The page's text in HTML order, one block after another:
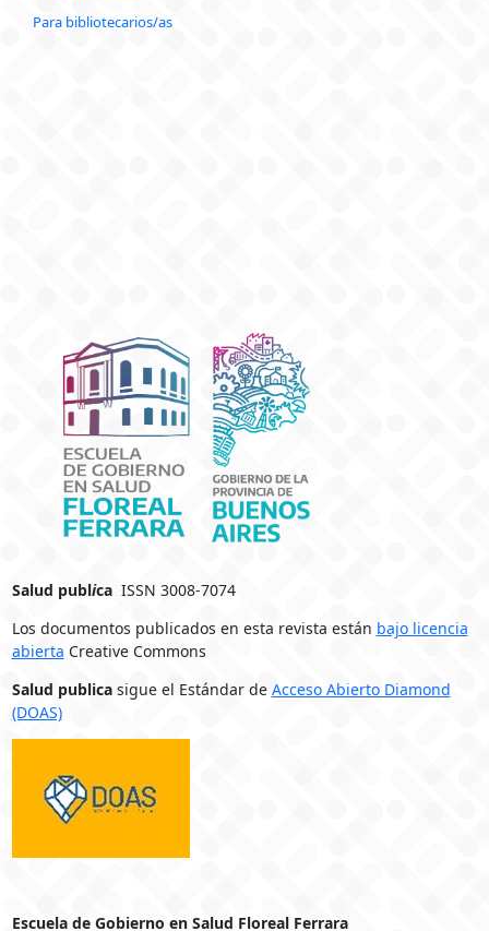
Para bibliotecarios/as
Salud publicaISSN 3008-7074
Los documentos publicados en esta revista están bajo licencia
abierta Creative Commons
Salud publicasigue el Estándar de Acceso Abierto Diamond
(DOAS)
Escuela de Gobierno en Salud Floreal Ferrara